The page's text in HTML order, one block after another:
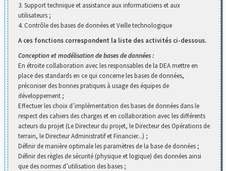
3. Support technique et assistance aux informaticiens et aux
utilisateurs ;
4. Contrôle des bases de données et Veille technologique
A ces fonctions correspondent la liste des activités ci-dessous.
Conception et modélisation de bases de données :
En étroite collaboration avec les responsables de la DEA mettre en
place des standards en ce qui concerne les bases de données,
préconiser des bonnes pratiques à usage des équipes de
développement ;
Effectuer les choix d’implémentation des bases de données dans le
respect des cahiers des charges et en collaboration avec les différents
acteurs du projet (Le Directeur du projet, le Directeur des Opérations de
terrain, le Directeur Administratif et Financier...) ;
Définir de manière optimale les paramètres de la base de données ;
Définir des règles de sécurité (physique et logique) des données ainsi
que des normes d’utilisation des bases ;